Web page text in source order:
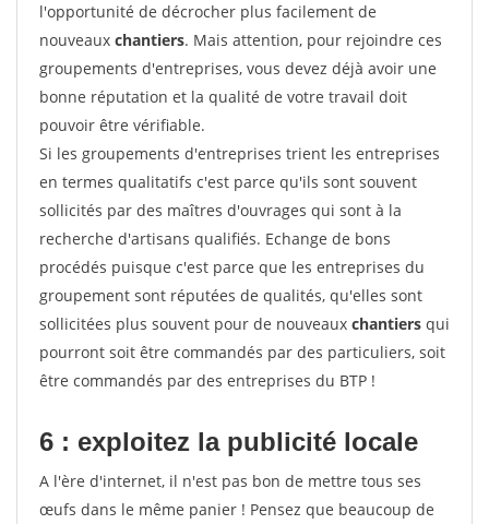
l'opportunité de décrocher plus facilement de
nouveaux chantiers. Mais attention, pour rejoindre ces
groupements d'entreprises, vous devez déjà avoir une
bonne réputation et la qualité de votre travail doit
pouvoir être vérifiable.
Si les groupements d'entreprises trient les entreprises
en termes qualitatifs c'est parce qu'ils sont souvent
sollicités par des maîtres d'ouvrages qui sont à la
recherche d'artisans qualifiés. Echange de bons
procédés puisque c'est parce que les entreprises du
groupement sont réputées de qualités, qu'elles sont
sollicitées plus souvent pour de nouveaux chantiers qui
pourront soit être commandés par des particuliers, soit
être commandés par des entreprises du BTP !
6 : exploitez la publicité locale
A l'ère d'internet, il n'est pas bon de mettre tous ses
œufs dans le même panier ! Pensez que beaucoup de